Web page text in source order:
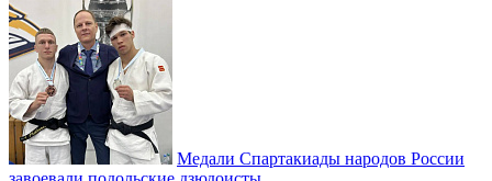
Медали Спартакиады народов России